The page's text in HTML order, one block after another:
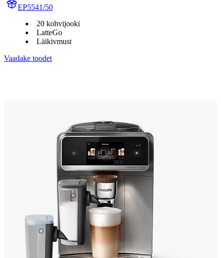
EP5541/50
20 kohvijooki
LatteGo
Läikivmust
Vaadake toodet